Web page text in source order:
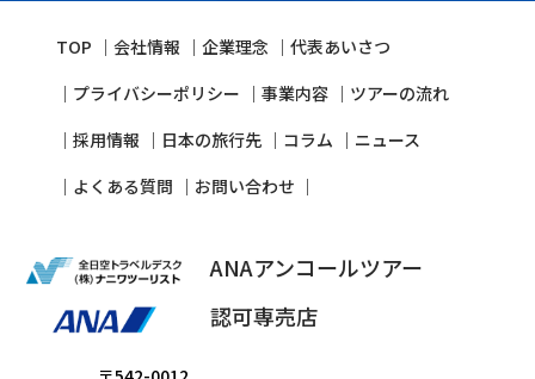
TOP 会社情報 企業理念
代表あいさつ
プライバシーポリシー
事業内容
ツアーの流れ
採⽤情報
⽇本の旅⾏先 コラム
ニュース
よくある質問
お問い合わせ
ANAアンコールツアー
認可専売店